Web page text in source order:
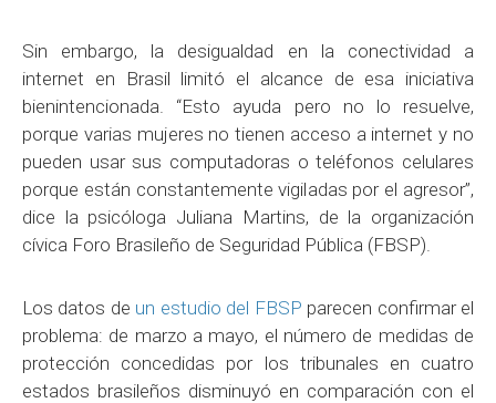
Sin embargo, la desigualdad en la conectividad a
internet en Brasil limitó el alcance de esa iniciativa
bienintencionada. “Esto ayuda pero no lo resuelve,
porque varias mujeres no tienen acceso a internet y no
pueden usar sus computadoras o teléfonos celulares
porque están constantemente vigiladas por el agresor”,
dice la psicóloga Juliana Martins, de la organización
cívica Foro Brasileño de Seguridad Pública (FBSP).
Los datos de un estudio del FBSP parecen confirmar el
problema: de marzo a mayo, el número de medidas de
protección concedidas por los tribunales en cuatro
estados brasileños disminuyó en comparación con el